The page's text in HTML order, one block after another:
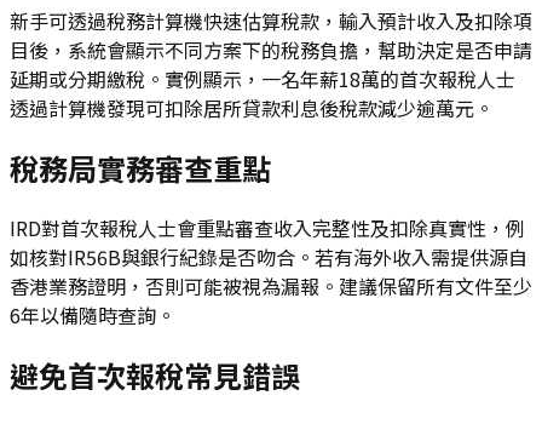
新手可透過稅務計算機快速估算稅款，輸入預計收入及扣除項
目後，系統會顯示不同方案下的稅務負擔，幫助決定是否申請
延期或分期繳稅。實例顯示，一名年薪18萬的首次報稅人士
透過計算機發現可扣除居所貸款利息後稅款減少逾萬元。
稅務局實務審查重點
IRD對首次報稅人士會重點審查收入完整性及扣除真實性，例
如核對IR56B與銀行紀錄是否吻合。若有海外收入需提供源自
香港業務證明，否則可能被視為漏報。建議保留所有文件至少
6年以備隨時查詢。
避免首次報稅常見錯誤